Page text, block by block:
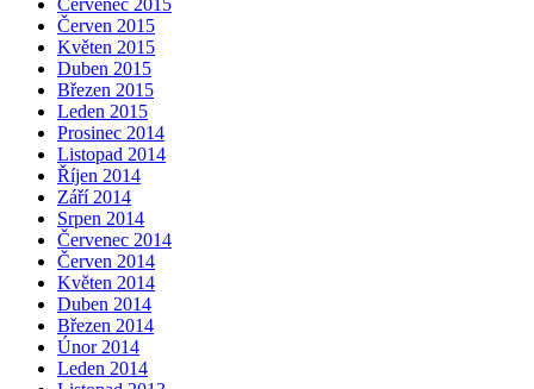
Červenec 2015
Červen 2015
Květen 2015
Duben 2015
Březen 2015
Leden 2015
Prosinec 2014
Listopad 2014
Říjen 2014
Září 2014
Srpen 2014
Červenec 2014
Červen 2014
Květen 2014
Duben 2014
Březen 2014
Únor 2014
Leden 2014